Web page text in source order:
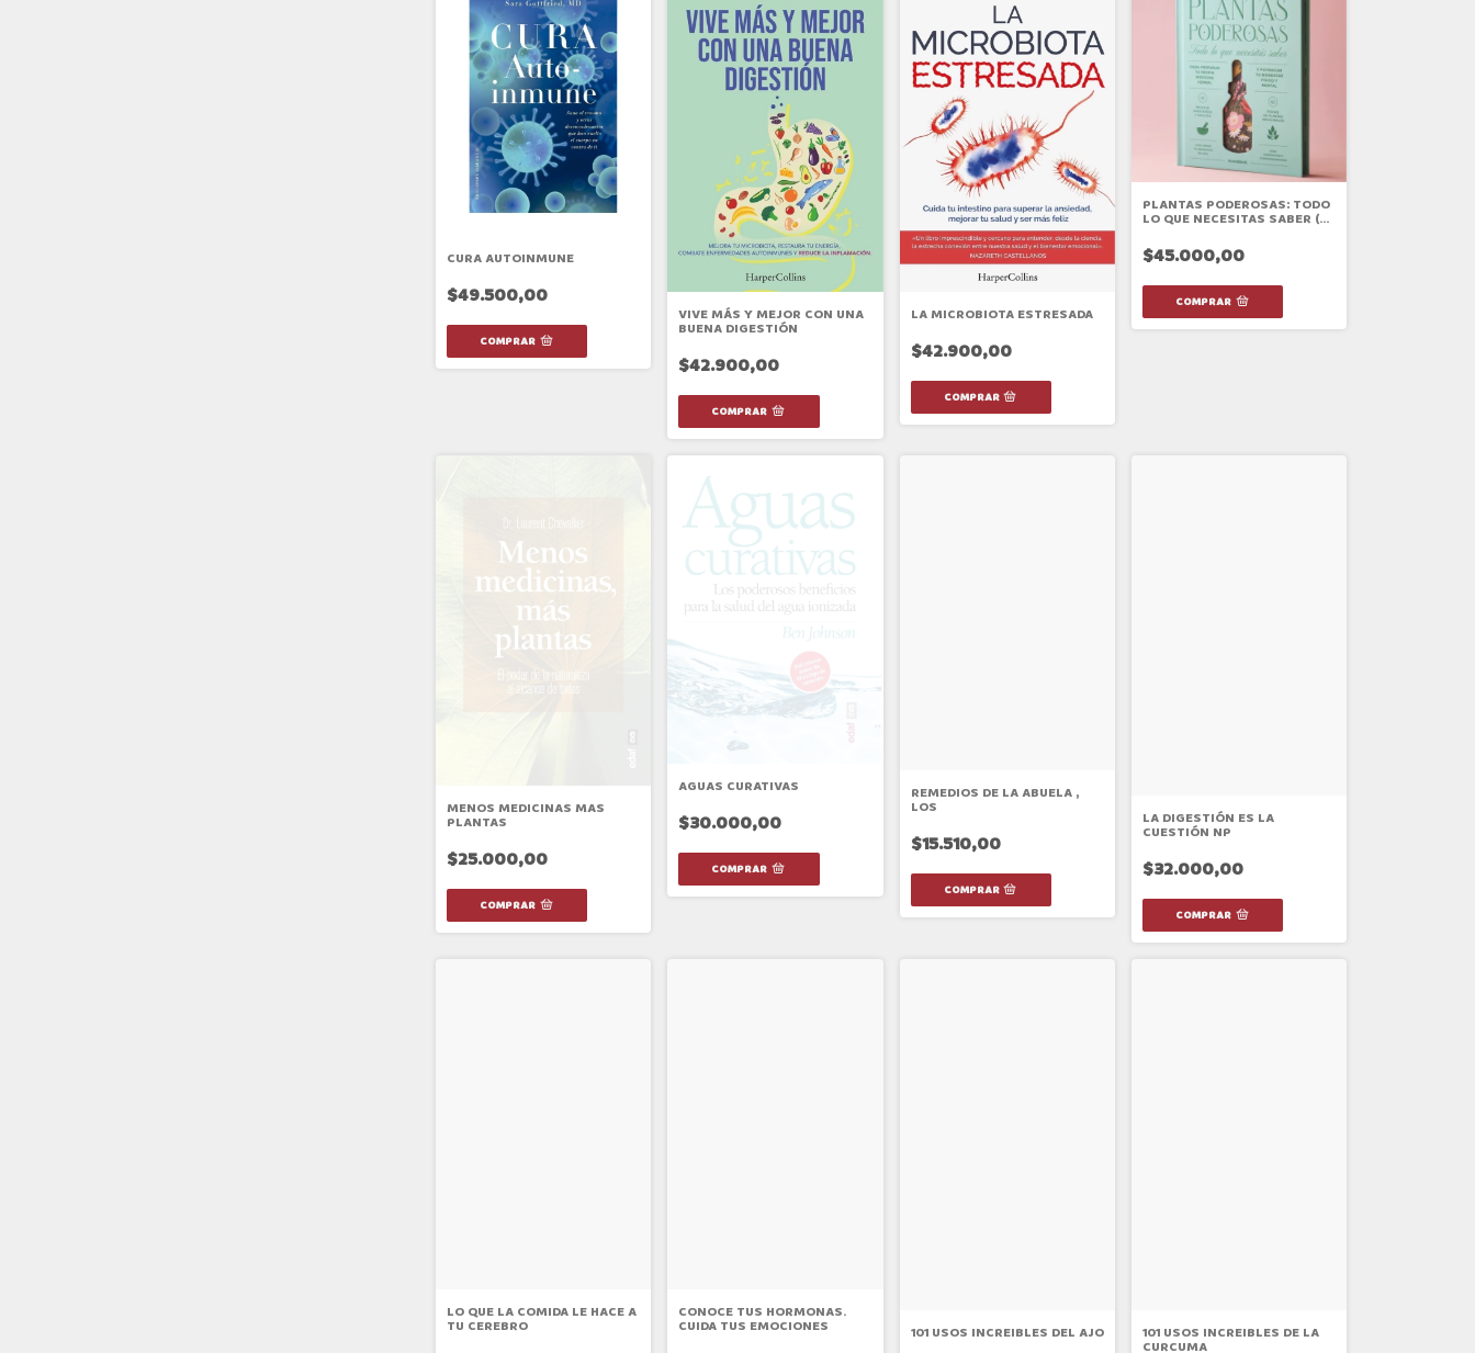
CURA AUTOINMUNE
$49.500,00
VIVE MÁS Y MEJOR CON UNA
BUENA DIGESTIÓN
$42.900,00
LA MICROBIOTA ESTRESADA
$42.900,00
PLANTAS PODEROSAS: TODO
LO QUE NECESITAS SABER (2
$45.000,00
MENOS MEDICINAS MAS
PLANTAS
$25.000,00
AGUAS CURATIVAS
$30.000,00
REMEDIOS DE LA ABUELA ,
LOS
$15.510,00
LA DIGESTIÓN ES LA
CUESTIÓN NP
$32.000,00
LO QUE LA COMIDA LE HACE A
TU CEREBRO
CONOCE TUS HORMONAS.
CUIDA TUS EMOCIONES 101 USOS INCREIBLES DEL AJO 101 USOS INCREIBLES DE LA
CURCUMA